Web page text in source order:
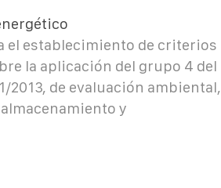
el establecimiento de criterios
la aplicación del grupo 4 del
2013, de evaluación ambiental,
y